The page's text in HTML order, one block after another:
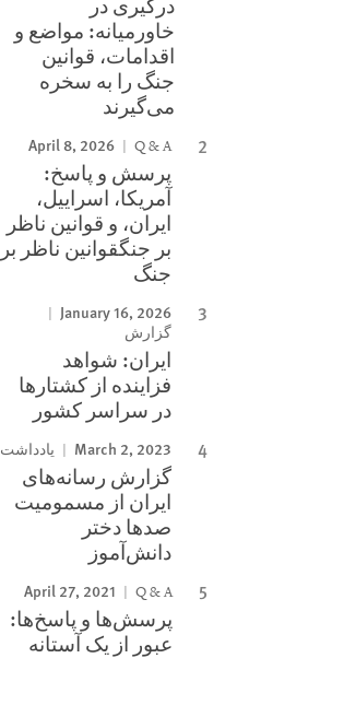
خاورمیانه: مواضع و
اقدامات، قوانین
جنگ را به سخره
می‌گیرند
April 8, 2026 Q & A
پرسش و پاسخ:
آمریکا، اسراییل،
ایران، و قوانین ناظر
بر جنگقوانین ناظر بر
جنگ
January 16, 2026
گزارش
ایران: شواهد
فزاینده از کشتارها
در سراسر کشور
March 2, 2023 یادداشت
گزارش رسانه‌های
ایران از مسمومیت
صدها دختر
دانش‌آموز
April 27, 2021 Q & A
پرسش‌ها و پاسخ‌ها:
عبور از یک آستانه